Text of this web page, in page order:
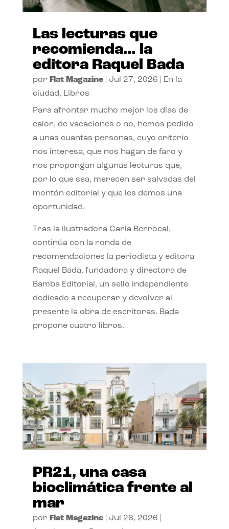
Las lecturas que
recomienda… la
editora Raquel Bada
por Flat Magazine| Jul 27, 2026
En la
ciudad, Libros
Para afrontar mucho mejor los días de
calor, de vacaciones o no, hemos pedido
a unas cuantas personas, cuyo criterio
nos interesa, que nos hagan de faro y
nos propongan algunas lecturas que,
por lo que sea, merecen ser salvadas del
montón editorial y que les demos una
oportunidad.
Tras la ilustradora Carla Berrocal,
continúa con la ronda de
recomendaciones la periodista y editora
Raquel Bada, fundadora y directora de
Bamba Editorial, un sello independiente
dedicado a recuperar y devolver al
presente la obra de escritoras. Bada
propone cuatro libros.
PR21, una casa
bioclimática frente al
mar
por Flat Magazine| Jul 26, 2026